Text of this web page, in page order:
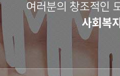
여러분의 창조적인
사회복